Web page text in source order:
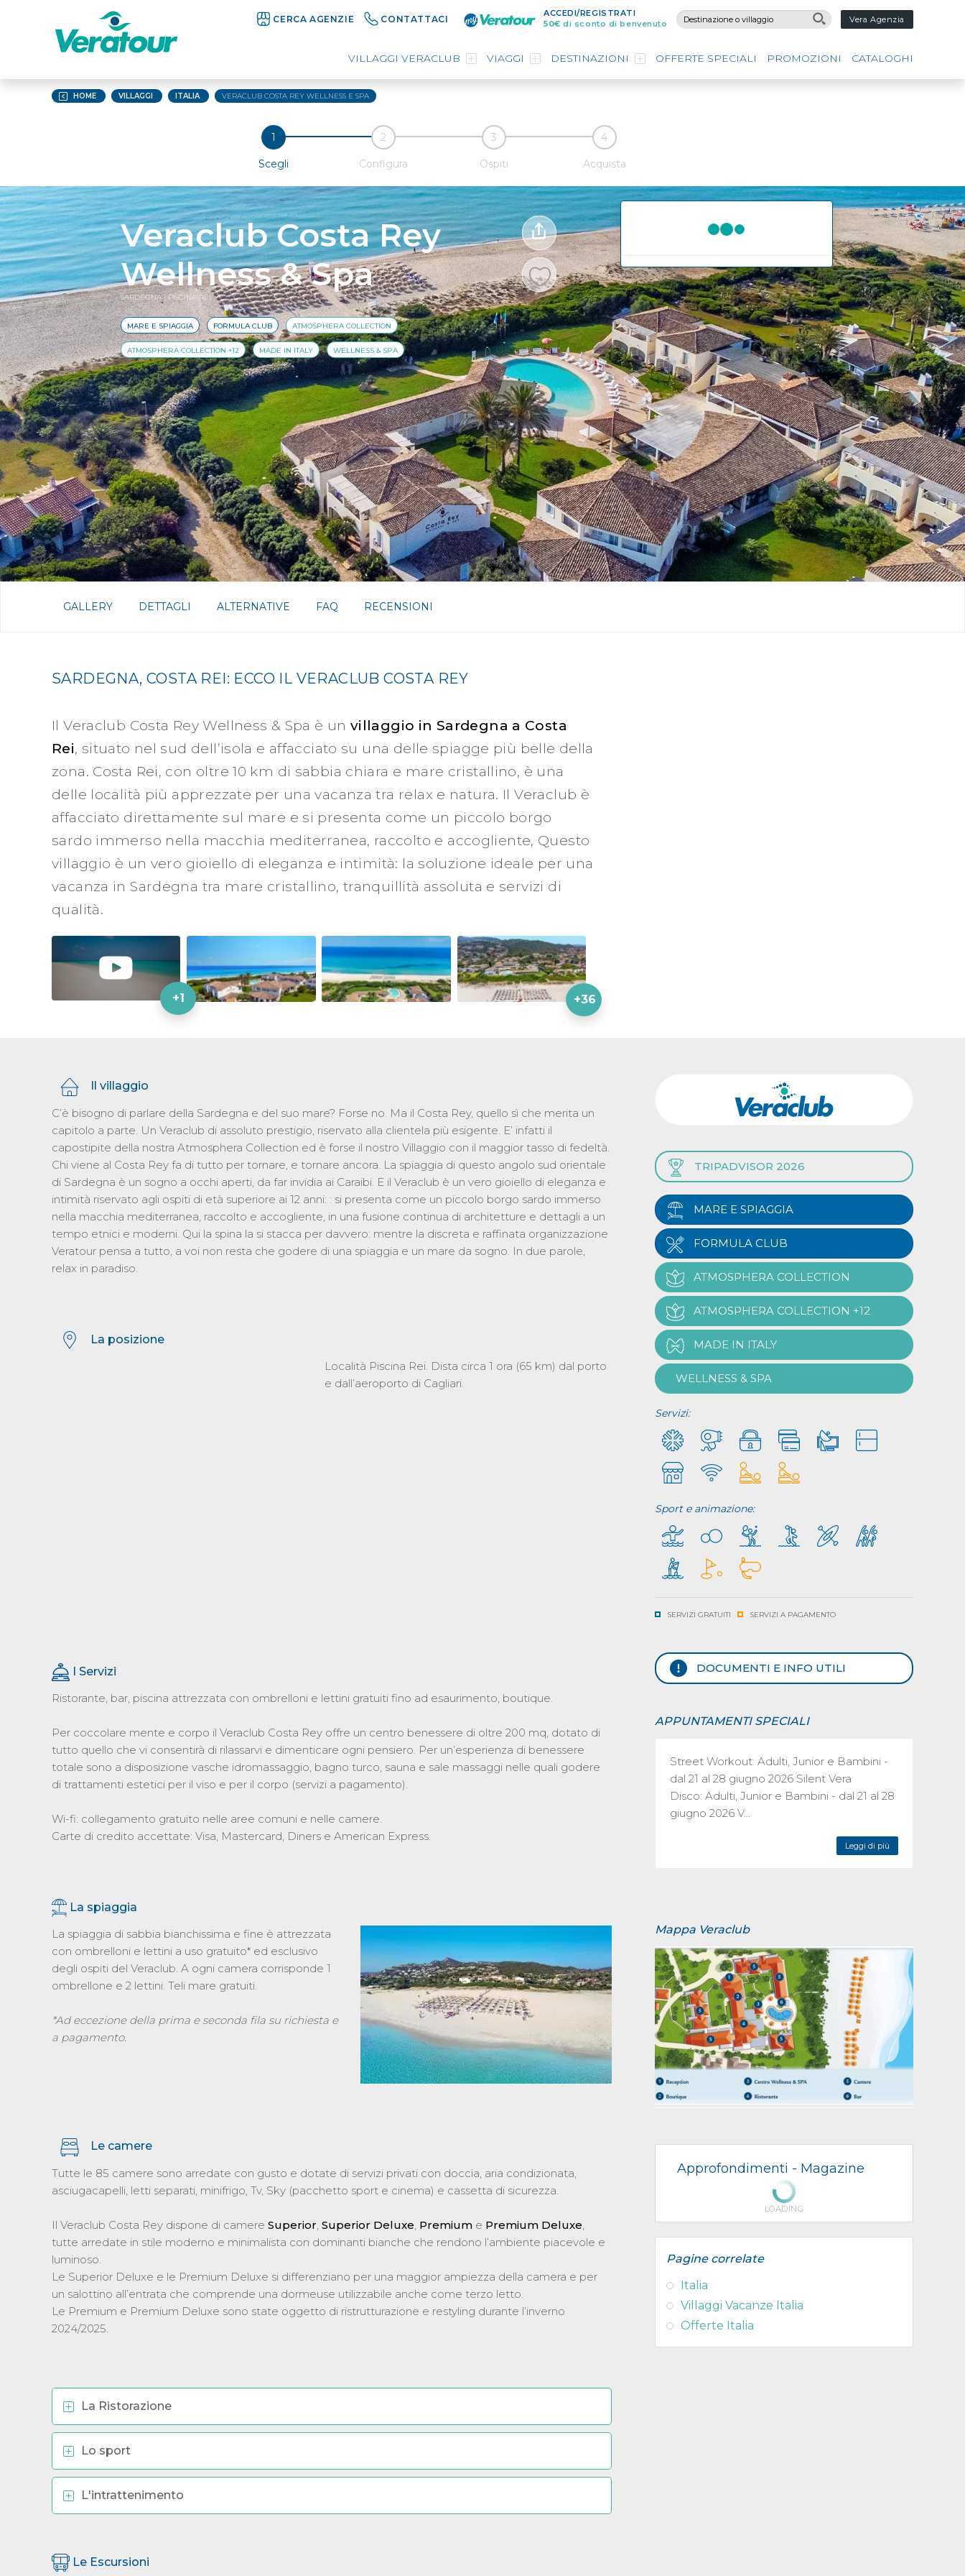
CERCA AGENZIE CONTATTACI
ACCEDI/REGISTRATI
50€ di sconto di benvenuto Vera Agenzia
VILLAGGI VERACLUB VIAGGI DESTINAZIONI OFFERTE SPECIALI PROMOZIONI CATALOGHI
HOME VILLAGGI ITALIA VERACLUB COSTA REY WELLNESS E SPA
Scegli Configura Ospiti Acquista
Veraclub Costa Rey
Wellness & Spa
SARDEGNA| PISCINA REI
MARE E SPIAGGIA FORMULA CLUB ATMOSPHERA COLLECTION
ATMOSPHERA COLLECTION +12 MADE IN ITALY WELLNESS & SPA
GALLERY DETTAGLI ALTERNATIVE FAQ RECENSIONI
SARDEGNA, COSTA REI: ECCO IL VERACLUB COSTA REY
Il Veraclub Costa Rey Wellness & Spa è un villaggio in Sardegna a Costa
Rei, situato nel sud dell’isola e affacciato su una delle spiagge più belle della
zona. Costa Rei, con oltre 10 km di sabbia chiara e mare cristallino, è una
delle località più apprezzate per una vacanza tra relax e natura. Il Veraclub è
affacciato direttamente sul mare e si presenta come un piccolo borgo
sardo immerso nella macchia mediterranea, raccolto e accogliente, Questo
villaggio è un vero gioiello di eleganza e intimità: la soluzione ideale per una
vacanza in Sardegna tra mare cristallino, tranquillità assoluta e servizi di
qualità.
+1 +36
Il villaggio
C’è bisogno di parlare della Sardegna e del suo mare? Forse no. Ma il Costa Rey, quello sì che merita un
capitolo a parte. Un Veraclub di assoluto prestigio, riservato alla clientela più esigente. E’ infatti il
capostipite della nostra Atmosphera Collection ed è forse il nostro Villaggio con il maggior tasso di fedeltà.
Chi viene al Costa Rey fa di tutto per tornare, e tornare ancora. La spiaggia di questo angolo sud orientale
di Sardegna è un sogno a occhi aperti, da far invidia ai Caraibi. E il Veraclub è un vero gioiello di eleganza e
intimità riservato agli ospiti di età superiore ai 12 anni: : si presenta come un piccolo borgo sardo immerso
nella macchia mediterranea, raccolto e accogliente, in una fusione continua di architetture e dettagli a un
tempo etnici e moderni. Qui la spina la si stacca per davvero: mentre la discreta e raffinata organizzazione
Veratour pensa a tutto, a voi non resta che godere di una spiaggia e un mare da sogno. In due parole,
relax in paradiso.
La posizione
Località Piscina Rei. Dista circa 1 ora (65 km) dal porto
e dall’aeroporto di Cagliari.
I Servizi
Ristorante, bar, piscina attrezzata con ombrelloni e lettini gratuiti fino ad esaurimento, boutique.
Per coccolare mente e corpo il Veraclub Costa Rey offre un centro benessere di oltre 200 mq, dotato di
tutto quello che vi consentirà di rilassarvi e dimenticare ogni pensiero. Per un’esperienza di benessere
totale sono a disposizione vasche idromassaggio, bagno turco, sauna e sale massaggi nelle quali godere
di trattamenti estetici per il viso e per il corpo (servizi a pagamento).
Wi-fi: collegamento gratuito nelle aree comuni e nelle camere.
Carte di credito accettate: Visa, Mastercard, Diners e American Express.
La spiaggia
La spiaggia di sabbia bianchissima e fine è attrezzata
con ombrelloni e lettini a uso gratuito* ed esclusivo
degli ospiti del Veraclub. A ogni camera corrisponde 1
ombrellone e 2 lettini. Teli mare gratuiti.
*Ad eccezione della prima e seconda fila su richiesta e
a pagamento.
Le camere
Tutte le 85 camere sono arredate con gusto e dotate di servizi privati con doccia, aria condizionata,
asciugacapelli, letti separati, minifrigo, Tv, Sky (pacchetto sport e cinema) e cassetta di sicurezza.
Il Veraclub Costa Rey dispone di camere Superior Superior Deluxe Premium e Premium Deluxe
tutte arredate in stile moderno e minimalista con dominanti bianche che rendono l’ambiente piacevole e
luminoso.
Le Superior Deluxe e le Premium Deluxe si differenziano per una maggior ampiezza della camera e per
un salottino all’entrata che comprende una dormeuse utilizzabile anche come terzo letto.
Le Premium e Premium Deluxe sono state oggetto di ristrutturazione e restyling durante l’inverno
2024/2025.
La Ristorazione
Lo sport
L'intrattenimento
Le Escursioni
TRIPADVISOR 2026
MARE E SPIAGGIA
FORMULA CLUB
ATMOSPHERA COLLECTION
ATMOSPHERA COLLECTION +12
MADE IN ITALY
WELLNESS & SPA
Servizi:
Sport e animazione:
SERVIZI GRATUITI SERVIZI A PAGAMENTO
DOCUMENTI E INFO UTILI
APPUNTAMENTI SPECIALI
Street Workout: Adulti, Junior e Bambini -
dal 21 al 28 giugno 2026 Silent Vera
Disco: Adulti, Junior e Bambini - dal 21 al 28
giugno 2026 V...
Leggi di più
Mappa Veraclub
Approfondimenti - Magazine
LOADING
Pagine correlate
Italia
Villaggi Vacanze Italia
Offerte Italia